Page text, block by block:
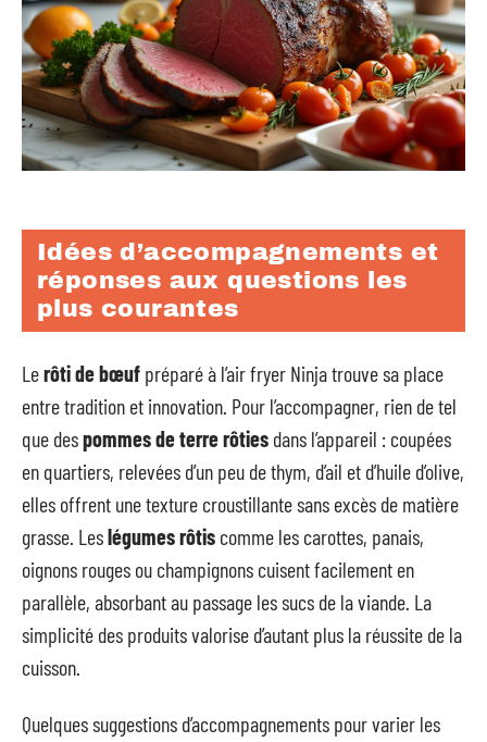
Idées d’accompagnements et
réponses aux questions les
plus courantes
Lerôti de bœuf préparé à l’air fryer Ninja trouve sa place
entre tradition et innovation. Pour l’accompagner, rien de tel
que despommes de terre rôties dans l’appareil : coupées
en quartiers, relevées d’un peu de thym, d’ail et d’huile d’olive,
elles offrent une texture croustillante sans excès de matière
grasse. Leslégumes rôtis comme les carottes, panais,
oignons rouges ou champignons cuisent facilement en
parallèle, absorbant au passage les sucs de la viande. La
simplicité des produits valorise d’autant plus la réussite de la
cuisson.
Quelques suggestions d’accompagnements pour varier les